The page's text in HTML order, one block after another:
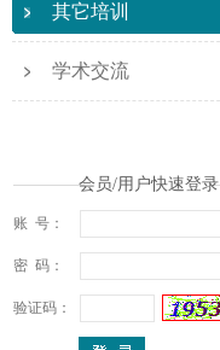
其它培训
学术交流
会员/用户快速登录
账 号：
密 码：
验证码：